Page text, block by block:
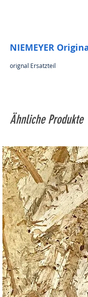
NIEMEYER
orignal Ersatzteil
Ähnliche Produkte